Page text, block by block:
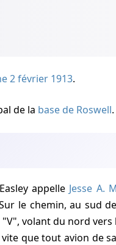
2 février 1913.
de la base de Roswell.
appelle Jesse A.
le chemin, au sud
volant du nord
que tout avion de